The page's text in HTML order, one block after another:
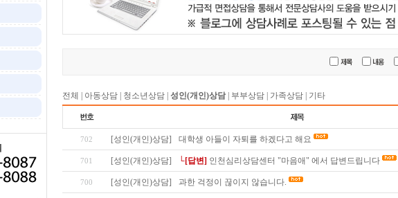
전체 아동상담 청소년상담 성인(개인)상담| 부부상담 가족상담 기타
702 [성인(개인)상담] 대학생 아들이 자퇴를 하겠다고 해요
701 [성인(개인)상담] └[답변] 인천심리상담센터 "마음애" 에서 답변드립니다
700 [성인(개인)상담] 과한 걱정이 끊이지 않습니다.